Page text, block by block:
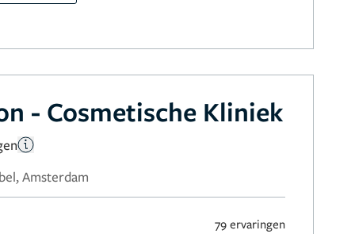
- Cosmetische Kliniek
Amsterdam
79 ervaringen